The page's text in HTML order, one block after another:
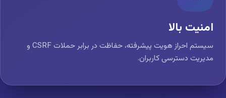
امنیت بالا
سیستم احراز هویت پیشرفته، حفاظت در برابر حملات CSRF و
مدیریت دسترسی کاربران.